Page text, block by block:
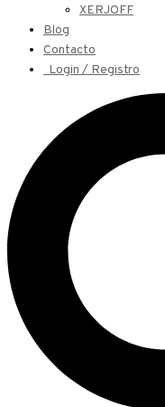
XERJOFF
Blog
Contacto
Login / Registro